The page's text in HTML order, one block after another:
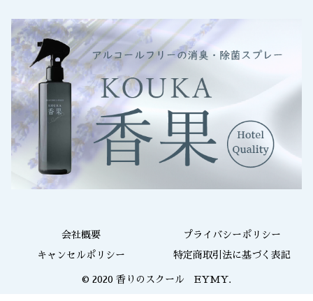
会社概要 プライバシーポリシー
キャンセルポリシー 特定商取引法に基づく表記
© 2020 香りのスクール EYMY.